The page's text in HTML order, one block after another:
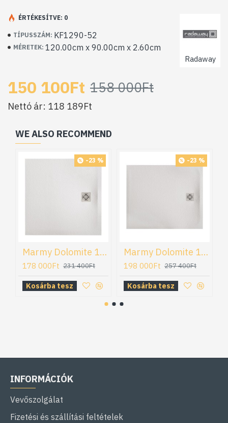
TÍPUSSZÁM: KF1290-52
MÉRETEK: 120.00cm x 90.00cm x 2.60cm
Radaway
ÉRTÉKESÍTVE: 0
150 100Ft 158 000Ft
Nettó ár: 118 189Ft
WE ALSO RECOMMEND
-23 %
Marmy Dolomite 100x100 öntöttmárvány zuhanytálca (80 7851 10 10 50)
178 000Ft 231 400Ft
Kosárba tesz
-23 %
Marmy Dolomite 100x120 öntöttmárvány zuhanytálca (80 7852 10 12 50)
198 000Ft 257 400Ft
Kosárba tesz
INFORMÁCIÓK
Vevőszolgálat
Fizetési és szállítási feltételek